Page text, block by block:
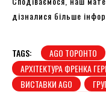
дізналися більше
TAGS: AGO ТОРОНТО
АРХІТЕКТУРА ФРЕНКА ГЕРІ
ВИСТАВКИ AGO